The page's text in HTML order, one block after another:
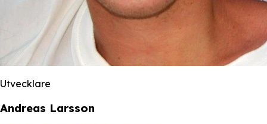
Utvecklare
Andreas Larsson